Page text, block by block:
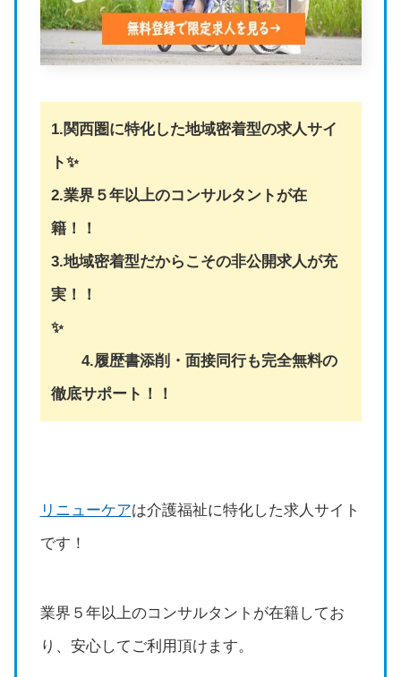
1.関西圏に特化した地域密着型の求人サイ
ト✨
2.業界５年以上のコンサルタントが在
籍！！
3.地域密着型だからこその非公開求人が充
実！！
✨
4.履歴書添削・面接同行も完全無料の
徹底サポート！！
リニューケアは介護福祉に特化した求人サイト
です！
業界５年以上のコンサルタントが在籍してお
り、安心してご利用頂けます。